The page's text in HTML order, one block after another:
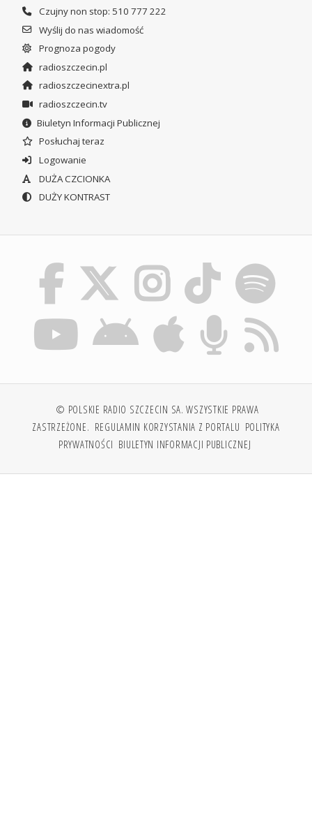
Czujny non stop: 510 777 222
Wyślij do nas wiadomość
Prognoza pogody
radioszczecin.pl
radioszczecinextra.pl
radioszczecin.tv
Biuletyn Informacji Publicznej
Posłuchaj teraz
Logowanie
DUŻA CZCIONKA
DUŻY KONTRAST
© POLSKIE RADIO SZCZECIN SA. WSZYSTKIE PRAWA
ZASTRZEŻONE. REGULAMIN KORZYSTANIA Z PORTALU POLITYKA
PRYWATNOŚCI BIULETYN INFORMACJI PUBLICZNEJ